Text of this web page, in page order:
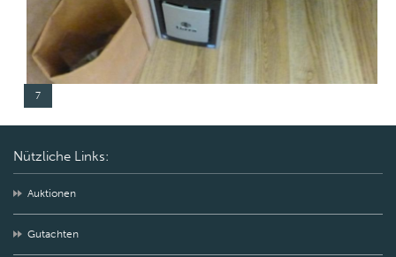
7
Nützliche Links:
Auktionen
Gutachten